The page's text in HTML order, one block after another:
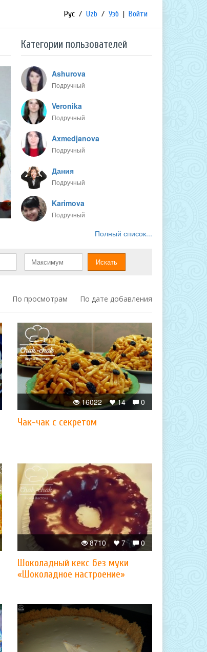
Рус / Uzb / Узб | Войти
Категории пользователей
Ashurova
Подручный
Veronika
Подручный
Axmedjanova
Подручный
Дания
Подручный
Karimova
Подручный
Полный список...
По просмотрам По дате добавления
0
14
16022
Чак-чак с секретом
0
7
8710
Шоколадный кекс без муки
«Шоколадное настроение»